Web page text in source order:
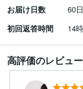
お届け日数
60
初回返答時間
14
高評価のレビュー